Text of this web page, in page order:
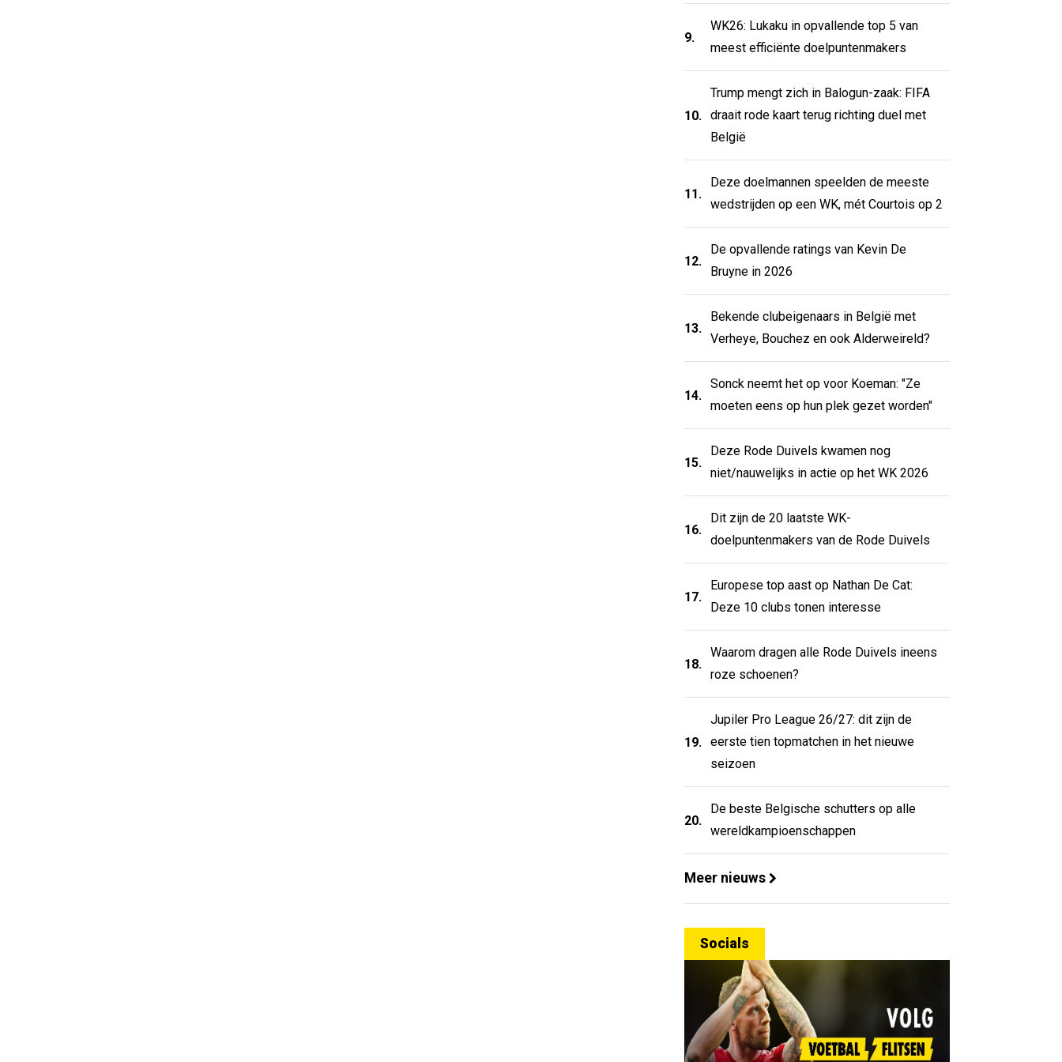
9.
WK26: Lukaku in opvallende top 5 van
meest efficiënte doelpuntenmakers
10.
Trump mengt zich in Balogun-zaak: FIFA
draait rode kaart terug richting duel met
België
11.
Deze doelmannen speelden de meeste
wedstrijden op een WK, mét Courtois op 2
12.
De opvallende ratings van Kevin De
Bruyne in 2026
13.
Bekende clubeigenaars in België met
Verheye, Bouchez en ook Alderweireld?
14.
Sonck neemt het op voor Koeman: "Ze
moeten eens op hun plek gezet worden"
15.
Deze Rode Duivels kwamen nog
niet/nauwelijks in actie op het WK 2026
16.
Dit zijn de 20 laatste WK-
doelpuntenmakers van de Rode Duivels
17.
Europese top aast op Nathan De Cat:
Deze 10 clubs tonen interesse
18.
Waarom dragen alle Rode Duivels ineens
roze schoenen?
19.
Jupiler Pro League 26/27: dit zijn de
eerste tien topmatchen in het nieuwe
seizoen
20.
De beste Belgische schutters op alle
wereldkampioenschappen
Meer nieuws
Socials